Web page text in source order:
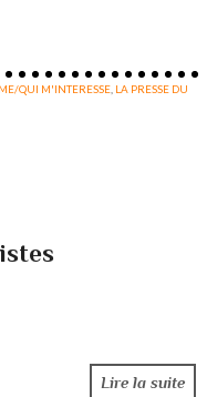
QUI M'INTERESSE LA PRESSE DU
Lire la suite